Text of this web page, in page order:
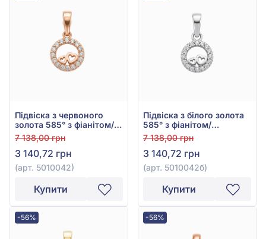
Підвіска з червоного
золота 585° з фіанітом/
куб.цирконієм, арт.
5010042
7 138,00 грн
3 140,72 грн
(арт. 5010042)
Купити
Підвіска з білого золота
585° з фіанітом/
куб.цирконієм, арт.
5010042б
7 138,00 грн
3 140,72 грн
(арт. 5010042б)
Купити
-56% -56%